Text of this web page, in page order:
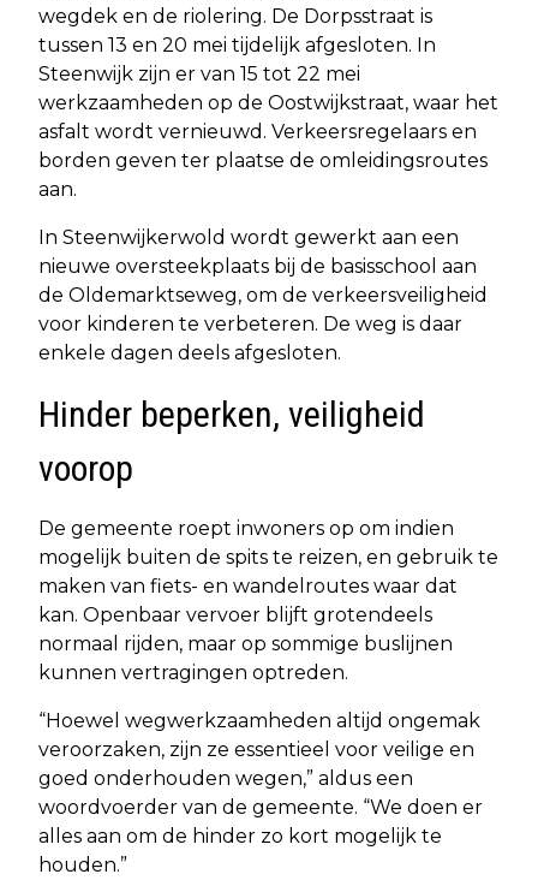
wegdek en de riolering. De Dorpsstraat is
tussen 13 en 20 mei tijdelijk afgesloten. In
Steenwijk zijn er van 15 tot 22 mei
werkzaamheden op de Oostwijkstraat, waar het
asfalt wordt vernieuwd. Verkeersregelaars en
borden geven ter plaatse de omleidingsroutes
aan.
In Steenwijkerwold wordt gewerkt aan een
nieuwe oversteekplaats bij de basisschool aan
de Oldemarktseweg, om de verkeersveiligheid
voor kinderen te verbeteren. De weg is daar
enkele dagen deels afgesloten.
Hinder beperken, veiligheid
voorop
De gemeente roept inwoners op om indien
mogelijk buiten de spits te reizen, en gebruik te
maken van fiets- en wandelroutes waar dat
kan. Openbaar vervoer blijft grotendeels
normaal rijden, maar op sommige buslijnen
kunnen vertragingen optreden.
“Hoewel wegwerkzaamheden altijd ongemak
veroorzaken, zijn ze essentieel voor veilige en
goed onderhouden wegen,” aldus een
woordvoerder van de gemeente. “We doen er
alles aan om de hinder zo kort mogelijk te
houden.”